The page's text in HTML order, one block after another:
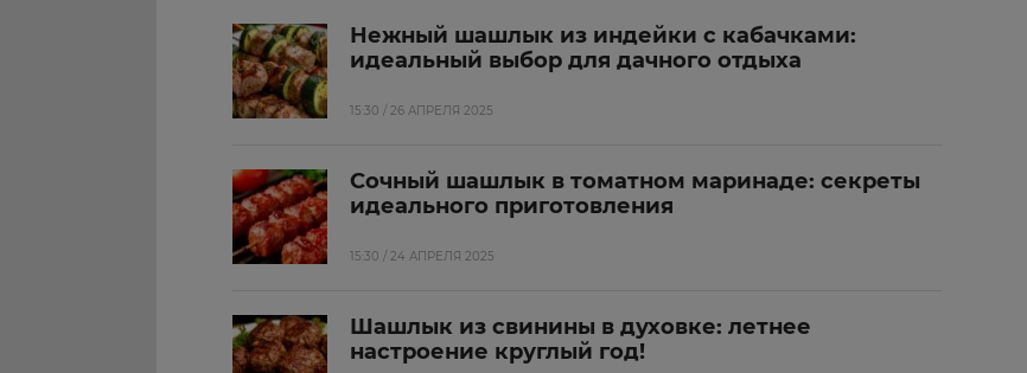
Нежный шашлык из индейки с кабачками:
идеальный выбор для дачного отдыха
15:30 / 26 АПРЕЛЯ 2025
Сочный шашлык в томатном маринаде: секреты
идеального приготовления
15:30 / 24 АПРЕЛЯ 2025
Шашлык из свинины в духовке: летнее
настроение круглый год!